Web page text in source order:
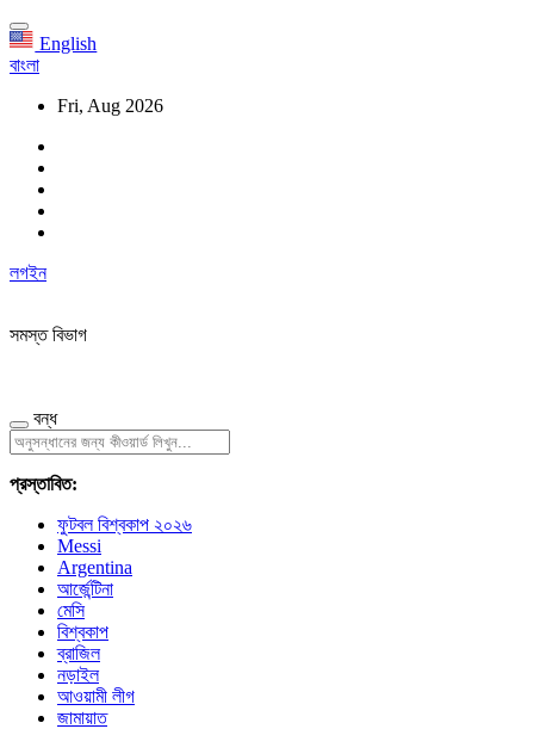
English
বাংলা
Fri, Aug 2026
লগইন
সমস্ত বিভাগ
বন্ধ
প্রস্তাবিত:
ফুটবল বিশ্বকাপ ২০২৬
Messi
Argentina
আর্জেন্টিনা
মেসি
বিশ্বকাপ
ব্রাজিল
নড়াইল
আওয়ামী লীগ
জামায়াত